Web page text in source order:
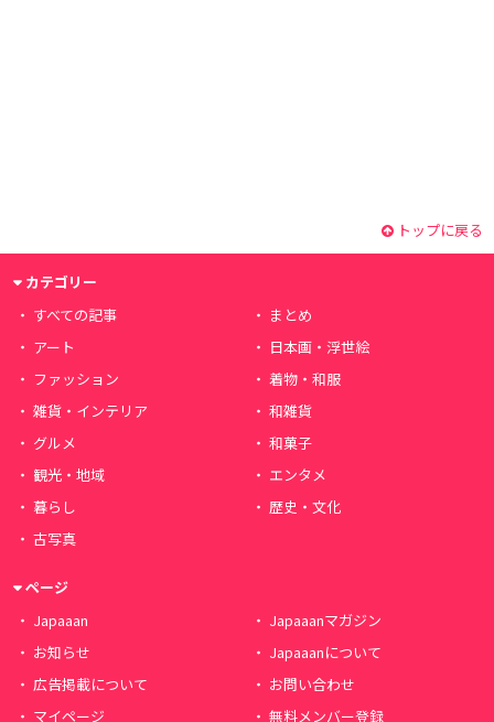
トップに戻る
カテゴリー
すべての記事
まとめ
アート
日本画・浮世絵
ファッション
着物・和服
雑貨・インテリア
和雑貨
グルメ
和菓子
観光・地域
エンタメ
暮らし
歴史・文化
古写真
ページ
Japaaan
Japaaanマガジン
お知らせ
Japaaanについて
広告掲載について
お問い合わせ
マイページ
無料メンバー登録